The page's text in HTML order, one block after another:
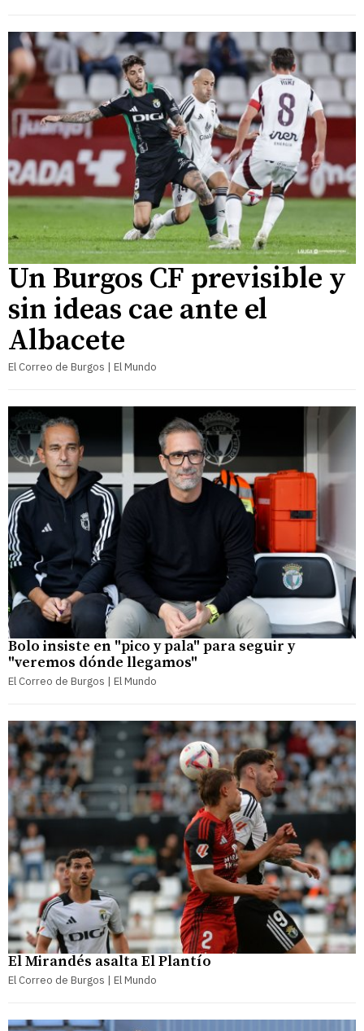
Un Burgos CF previsible y
sin ideas cae ante el
Albacete
El Correo de Burgos | El Mundo
Bolo insiste en "pico y pala" para seguir y
"veremos dónde llegamos"
El Correo de Burgos | El Mundo
El Mirandés asalta El Plantío
El Correo de Burgos | El Mundo